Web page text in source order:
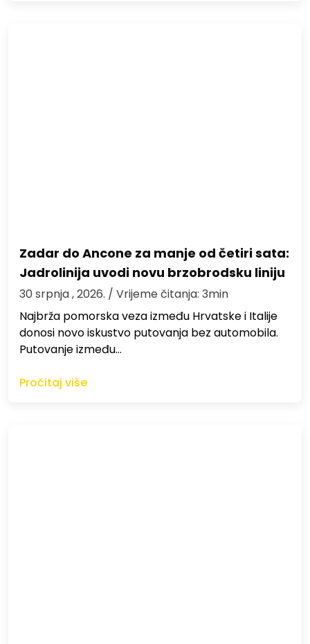
Zadar do Ancone za manje od četiri sata:
Jadrolinija uvodi novu brzobrodsku liniju
30 srpnja , 2026. / Vrijeme čitanja: 3min
Najbrža pomorska veza između Hrvatske i Italije
donosi novo iskustvo putovanja bez automobila.
Putovanje između…
Pročitaj više